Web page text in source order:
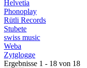
Helvetia
Phonoplay
Rütli Records
Stubete
swiss music
Weba
Zytglogge
Ergebnisse 1 - 18 von 18